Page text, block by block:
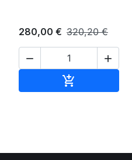
280,00 € 320,20 €
 
 Aggiungi al